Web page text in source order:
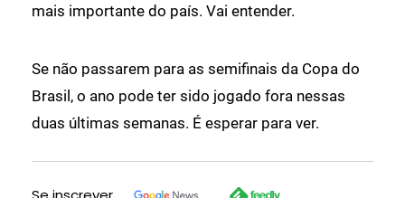
mais importante do país. Vai entender.
Se não passarem para as semifinais da Copa do
Brasil, o ano pode ter sido jogado fora nessas
duas últimas semanas. É esperar para ver.